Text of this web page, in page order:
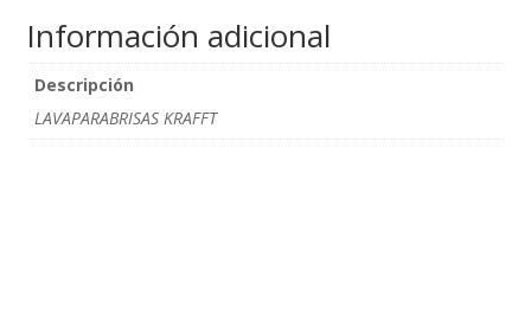
Información adicional
Descripción
LAVAPARABRISAS KRAFFT